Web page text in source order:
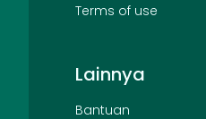
Terms of use
Lainnya
Bantuan